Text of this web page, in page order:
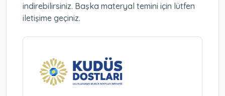
indirebilirsiniz. Başka materyal temini için lütfen
iletişime geçiniz.